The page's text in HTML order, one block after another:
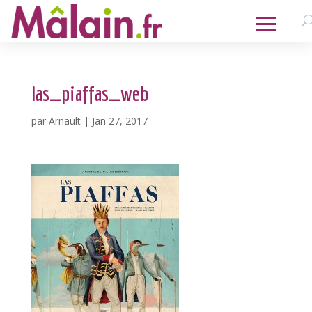
las_piaffas_web
par Arnault| Jan 27, 2017